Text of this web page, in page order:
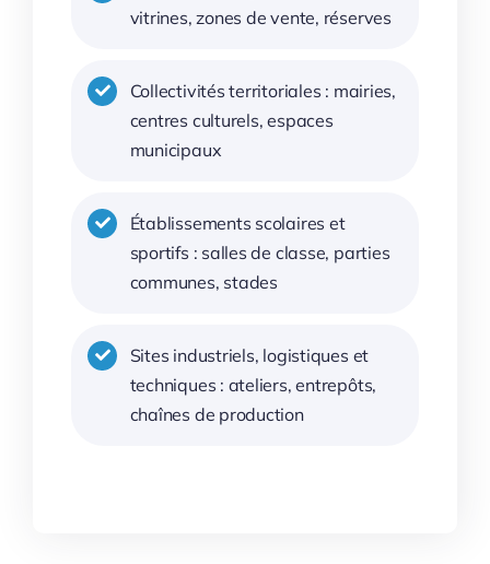
vitrines, zones de vente, réserves
Collectivités territoriales : mairies,
centres culturels, espaces
municipaux
Établissements scolaires et
sportifs : salles de classe, parties
communes, stades
Sites industriels, logistiques et
techniques : ateliers, entrepôts,
chaînes de production